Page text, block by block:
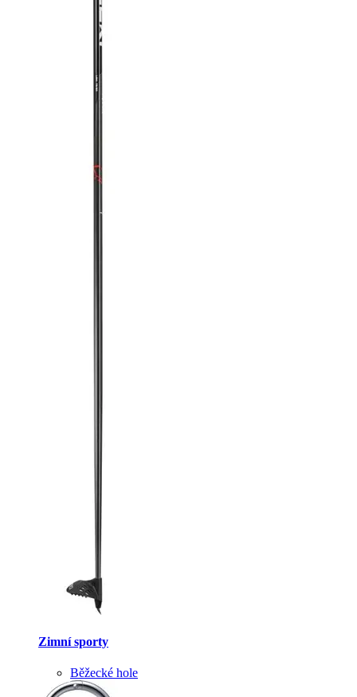
Zimní sporty
Běžecké hole